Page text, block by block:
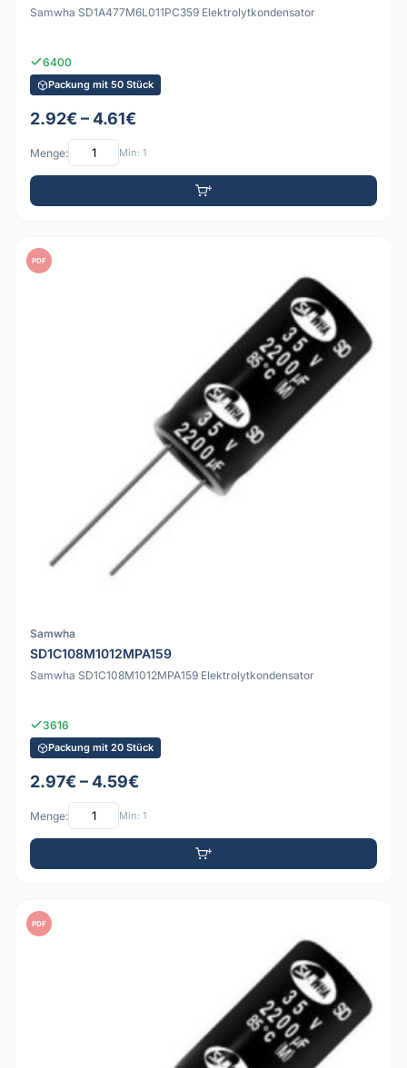
Samwha SD1A477M6L011PC359 Elektrolytkondensator
6400
Packung mit 50 Stück
2.92€ – 4.61€
Menge: Min: 1
PDF
Samwha
SD1C108M1012MPA159
Samwha SD1C108M1012MPA159 Elektrolytkondensator
3616
Packung mit 20 Stück
2.97€ – 4.59€
Menge: Min: 1
PDF